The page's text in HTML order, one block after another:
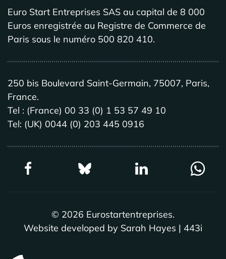
Euro Start Entreprises SAS au capital de 8 000
Euros enregistrée au Registre de Commerce de
Paris sous le numéro 500 820 410.
250 bis Boulevard Saint-Germain, 75007, Paris,
France.
Tel : (France) 00 33 (0) 1 53 57 49 10
Tel: (UK) 0044 (0) 203 445 0916
© 2026 Eurostartentreprises.
Website developed by Sarah Hayes | 443i